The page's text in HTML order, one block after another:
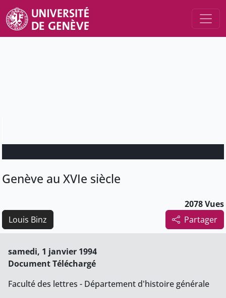
Genève au XVIe siècle
2078 Vues
Partager
Louis Binz
samedi, 1 janvier 1994
Document Téléchargé
Faculté des lettres - Département d'histoire générale